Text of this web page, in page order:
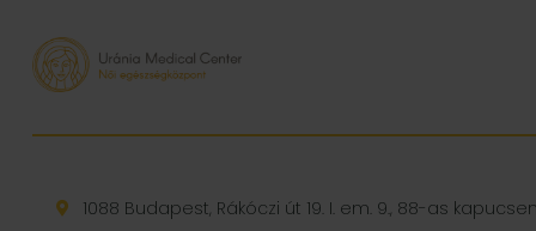
1088 Budapest, Rákóczi út 19. I. em. 9., 88-as